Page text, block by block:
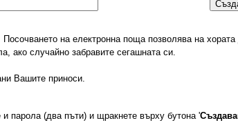
на електронна поща позволява на
ако случайно забравите сегашната си.
Вашите приноси.
парола (два пъти) и щракнете върху бутона '